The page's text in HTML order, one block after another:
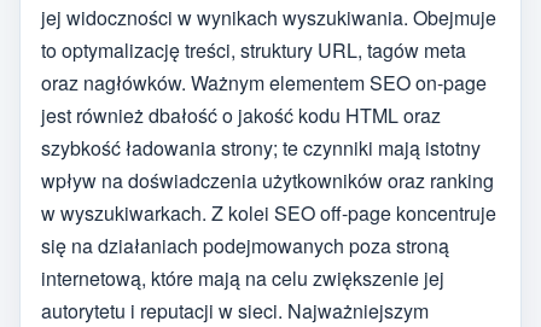
jej widoczności w wynikach wyszukiwania. Obejmuje
to optymalizację treści, struktury URL, tagów meta
oraz nagłówków. Ważnym elementem SEO on-page
jest również dbałość o jakość kodu HTML oraz
szybkość ładowania strony; te czynniki mają istotny
wpływ na doświadczenia użytkowników oraz ranking
w wyszukiwarkach. Z kolei SEO off-page koncentruje
się na działaniach podejmowanych poza stroną
internetową, które mają na celu zwiększenie jej
autorytetu i reputacji w sieci. Najważniejszym